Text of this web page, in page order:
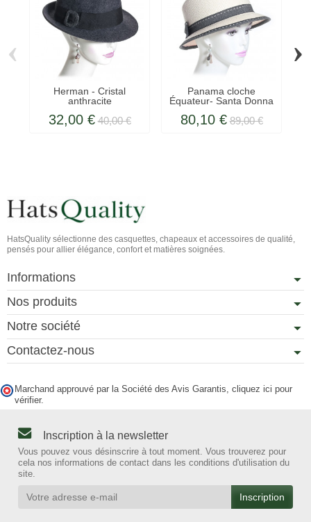
Herman - Cristal
anthracite
32,00 € 40,00 €
Panama cloche
Équateur- Santa Donna
80,10 € 89,00 €
‹ ›
HatsQuality sélectionne des casquettes, chapeaux et accessoires de qualité,
pensés pour allier élégance, confort et matières soignées.
Informations
Nos produits
Notre société
Contactez-nous
Marchand approuvé par la Société des Avis Garantis, cliquez ici pour
vérifier.
Inscription à la newsletter
Vous pouvez vous désinscrire à tout moment. Vous trouverez pour
cela nos informations de contact dans les conditions d'utilisation du
site.